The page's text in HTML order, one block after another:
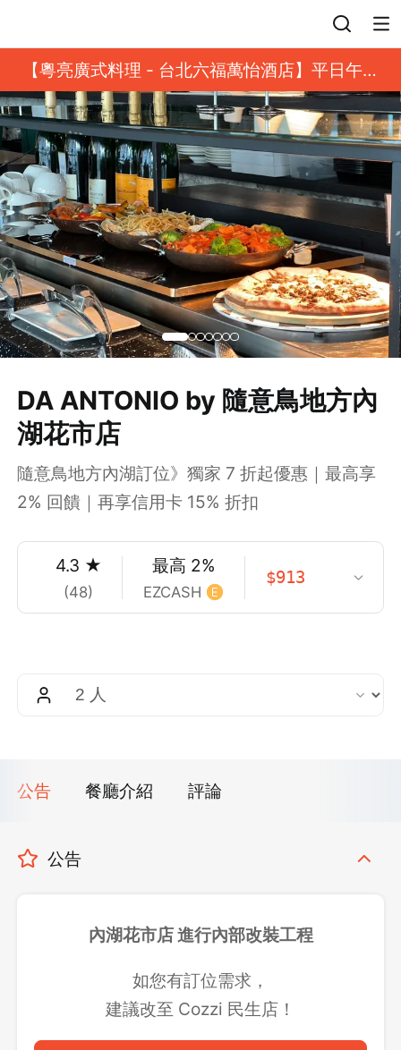
【粵亮廣式料理 - 台北六福萬怡酒店】平日午餐
8 折起｜靓港點套餐
DA ANTONIO by 隨意鳥地方內
湖花市店
隨意鳥地方內湖訂位》獨家 7 折起優惠｜最高享
2% 回饋｜再享信用卡 15% 折扣
4.3 ★
(48)
最高 2%
EZCASH
$913
公告 餐廳介紹 評論
公告
內湖花市店 進行內部改裝工程
如您有訂位需求，
建議改至 Cozzi 民生店！